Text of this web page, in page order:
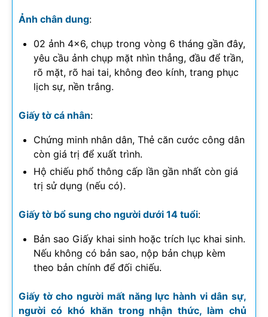
Ảnh chân dung:
02 ảnh 4×6, chụp trong vòng 6 tháng gần đây,
yêu cầu ảnh chụp mặt nhìn thẳng, đầu để trần,
rõ mặt, rõ hai tai, không đeo kính, trang phục
lịch sự, nền trắng.
Giấy tờ cá nhân:
Chứng minh nhân dân, Thẻ căn cước công dân
còn giá trị để xuất trình.
Hộ chiếu phổ thông cấp lần gần nhất còn giá
trị sử dụng (nếu có).
Giấy tờ bổ sung cho người dưới 14 tuổi:
Bản sao Giấy khai sinh hoặc trích lục khai sinh.
Nếu không có bản sao, nộp bản chụp kèm
theo bản chính để đối chiếu.
Giấy tờ cho người mất năng lực hành vi dân sự,
người có khó khăn trong nhận thức, làm chủ